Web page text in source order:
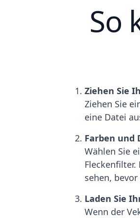
So
Ziehen Sie
Ziehen Sie
eine Datei
Farben und
Wählen Sie
Fleckenfilter.
sehen,
Laden Sie
Wenn der